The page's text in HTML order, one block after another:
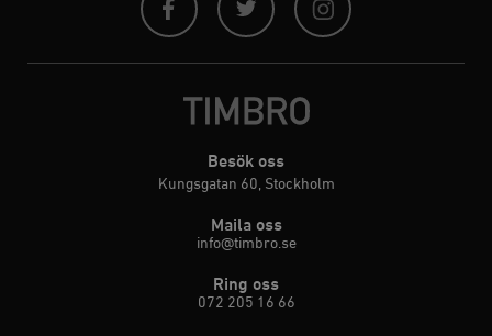
Besök oss
Kungsgatan 60, Stockholm
Maila oss
info@timbro.se
Ring oss
072 205 16 66